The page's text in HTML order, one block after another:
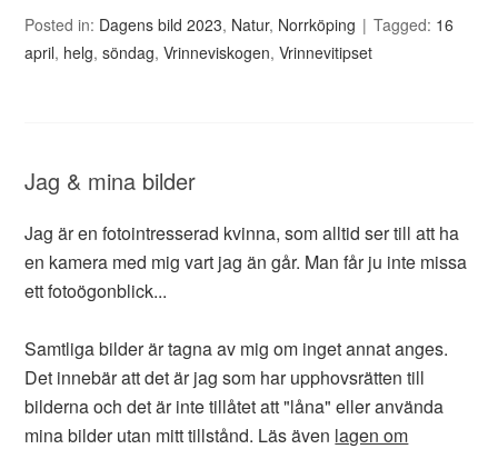
Posted in: Dagens bild 2023, Natur, Norrköping Tagged: 16
april, helg,söndag,Vrinneviskogen,Vrinnevitipset
Jag & mina bilder
Jag är en fotointresserad kvinna, som alltid ser till att ha
en kamera med mig vart jag än går. Man får ju inte missa
ett fotoögonblick...
Samtliga bilder är tagna av mig om inget annat anges.
Det innebär att det är jag som har upphovsrätten till
bilderna och det är inte tillåtet att "låna" eller använda
mina bilder utan mitt tillstånd. Läs även lagen om